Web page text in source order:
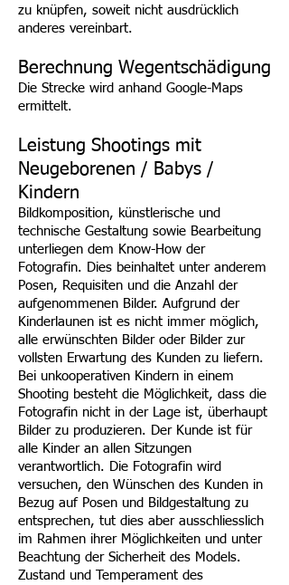
zu knüpfen, soweit nicht ausdrücklich
anderes vereinbart.
Berechnung Wegentschädigung
Die Strecke wird anhand Google-Maps
ermittelt.
Leistung Shootings mit
Neugeborenen / Babys /
Kindern
Bildkomposition, künstlerische und
technische Gestaltung sowie Bearbeitung
unterliegen dem Know-How der
Fotografin. Dies beinhaltet unter anderem
Posen, Requisiten und die Anzahl der
aufgenommenen Bilder. Aufgrund der
Kinderlaunen ist es nicht immer möglich,
alle erwünschten Bilder oder Bilder zur
vollsten Erwartung des Kunden zu liefern.
Bei unkooperativen Kindern in einem
Shooting besteht die Möglichkeit, dass die
Fotografin nicht in der Lage ist, überhaupt
Bilder zu produzieren. Der Kunde ist für
alle Kinder an allen Sitzungen
verantwortlich. Die Fotografin wird
versuchen, den Wünschen des Kunden in
Bezug auf Posen und Bildgestaltung zu
entsprechen, tut dies aber ausschliesslich
im Rahmen ihrer Möglichkeiten und unter
Beachtung der Sicherheit des Models.
Zustand und Temperament des